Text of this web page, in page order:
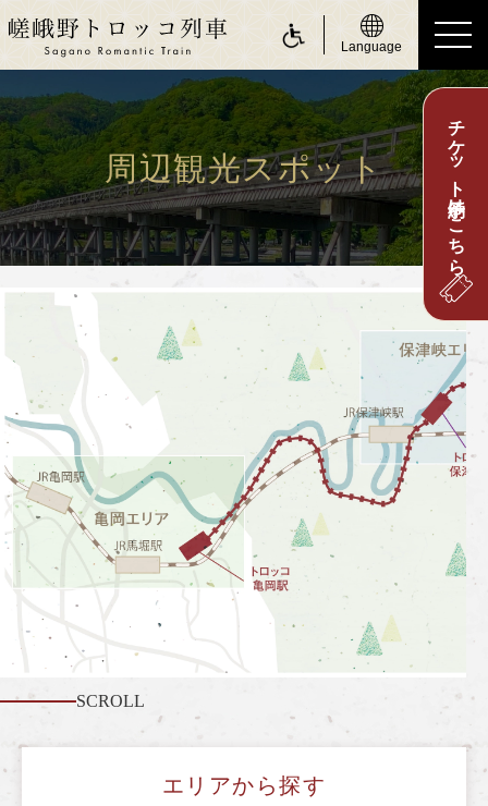
Language
ride a Sagano Romantic Train
トロッコに乗る
運行日のご案内
時刻表のご案内
運賃・乗車券のご案内
座席のご案内
お身体の不自由なお客さまへ
about Sagano Romantic Train
嵯峨野トロッコについて
嵯峨野トロッコ列車とは
季節ごとの楽しみ方
ツアー紹介
よくあるご質問
各駅情報
チケット予約はこちら
周辺観光スポット
SCROLL
エリアから探す